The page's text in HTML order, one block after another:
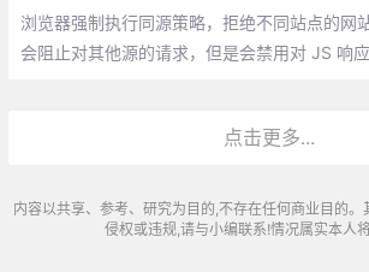
浏览器强制执行同源策略，拒绝不同站点的网
会阻止对其他源的请求，但是会禁用对 JS 响
点击更多...
内容以共享、参考、研究为目的,不存在任何商业目的。
侵权或违规,请与小编联系!情况属实本人